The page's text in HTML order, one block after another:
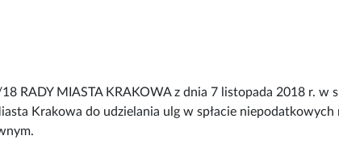
RADY MIASTA KRAKOWA z dnia 7 listopada 2018 r. w
Krakowa do udzielania ulg w spłacie